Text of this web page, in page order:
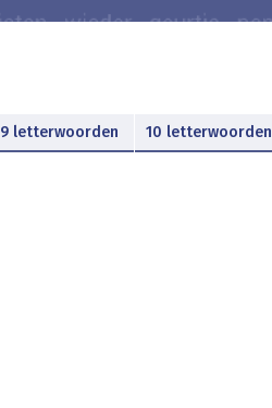
9 letterwoorden 10 letterwoorden